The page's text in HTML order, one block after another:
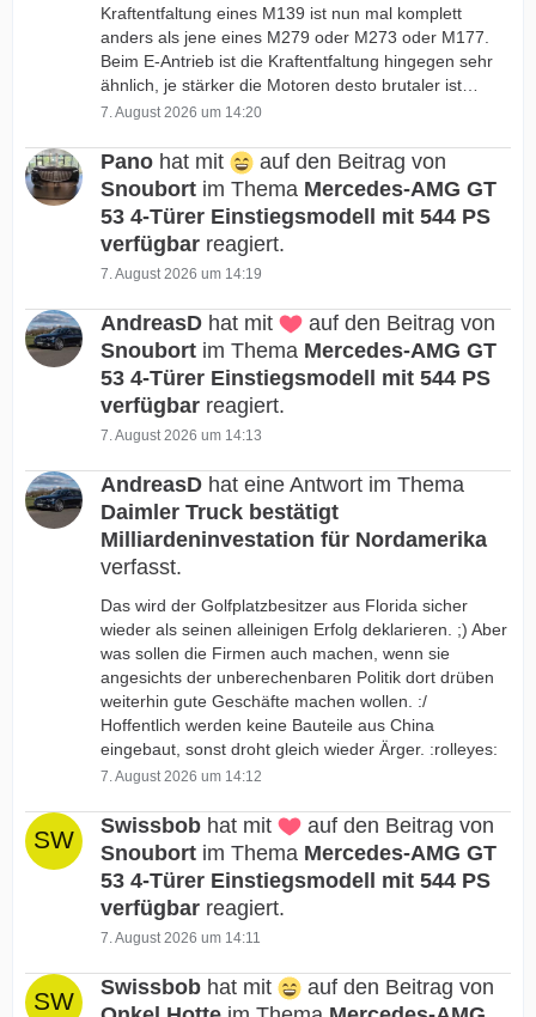
Kraftentfaltung eines M139 ist nun mal komplett
anders als jene eines M279 oder M273 oder M177.
Beim E-Antrieb ist die Kraftentfaltung hingegen sehr
ähnlich, je stärker die Motoren desto brutaler ist…
7. August 2026 um 14:20
Pano hat mit
auf den Beitrag von
Snoubort im Thema Mercedes-AMG GT
53 4-Türer Einstiegsmodell mit 544 PS
verfügbar reagiert.
7. August 2026 um 14:19
AndreasD hat mit
auf den Beitrag von
Snoubort im Thema Mercedes-AMG GT
53 4-Türer Einstiegsmodell mit 544 PS
verfügbar reagiert.
7. August 2026 um 14:13
AndreasD hat eine Antwort im Thema
Daimler Truck bestätigt
Milliardeninvestation für Nordamerika
verfasst.
Das wird der Golfplatzbesitzer aus Florida sicher
wieder als seinen alleinigen Erfolg deklarieren. ;) Aber
was sollen die Firmen auch machen, wenn sie
angesichts der unberechenbaren Politik dort drüben
weiterhin gute Geschäfte machen wollen. :/
Hoffentlich werden keine Bauteile aus China
eingebaut, sonst droht gleich wieder Ärger. :rolleyes:
7. August 2026 um 14:12
Swissbob hat mit
auf den Beitrag von
Snoubort im Thema Mercedes-AMG GT
53 4-Türer Einstiegsmodell mit 544 PS
verfügbar reagiert.
7. August 2026 um 14:11
Swissbob hat mit
auf den Beitrag von